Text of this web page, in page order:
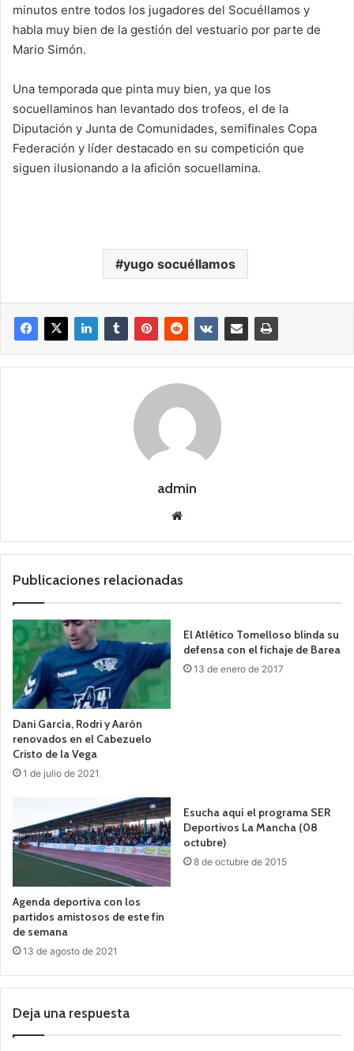
minutos entre todos los jugadores del Socuéllamos y
habla muy bien de la gestión del vestuario por parte de
Mario Simón.
Una temporada que pinta muy bien, ya que los
socuellaminos han levantado dos trofeos, el de la
Diputación y Junta de Comunidades, semifinales Copa
Federación y líder destacado en su competición que
siguen ilusionando a la afición socuellamina.
yugo socuéllamos
admin
we
Publicaciones relacionadas
Dani García, Rodri y Aarón
renovados en el Cabezuelo
Cristo de la Vega
1 de julio de 2021
El Atlético Tomelloso blinda su
defensa con el fichaje de Barea
13 de enero de 2017
Agenda deportiva con los
partidos amistosos de este fin
de semana
13 de agosto de 2021
Esucha aquí el programa SER
Deportivos La Mancha (08
octubre)
8 de octubre de 2015
Deja una respuesta